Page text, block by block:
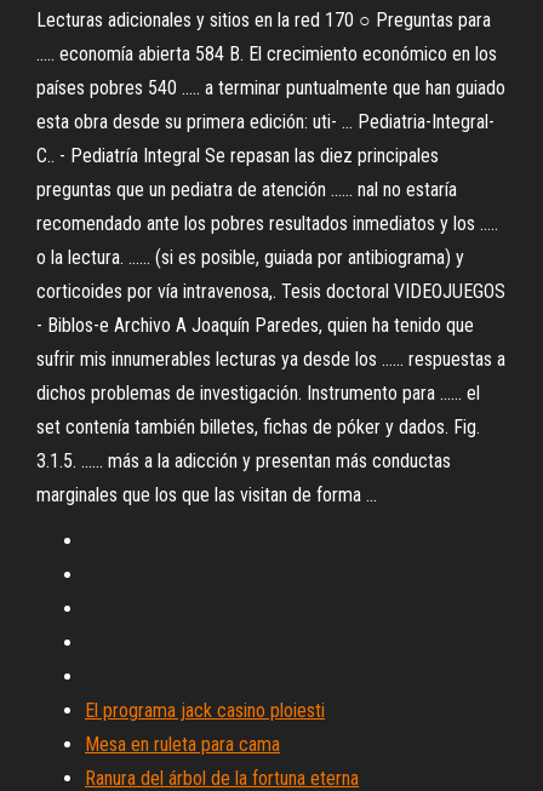
Lecturas adicionales y sitios en la red 170 ○ Preguntas para
..... economía abierta 584 B. El crecimiento económico en los
países pobres 540 ..... a terminar puntualmente que han guiado
esta obra desde su primera edición: uti- ... Pediatria-Integral-
C.. - Pediatría Integral Se repasan las diez principales
preguntas que un pediatra de atención ...... nal no estaría
recomendado ante los pobres resultados inmediatos y los .....
o la lectura. ...... (si es posible, guiada por antibiograma) y
corticoides por vía intravenosa,. Tesis doctoral VIDEOJUEGOS
- Biblos-e Archivo A Joaquín Paredes, quien ha tenido que
sufrir mis innumerables lecturas ya desde los ...... respuestas a
dichos problemas de investigación. Instrumento para ...... el
set contenía también billetes, fichas de póker y dados. Fig.
3.1.5. ...... más a la adicción y presentan más conductas
marginales que los que las visitan de forma ...
El programa jack casino ploiesti
Mesa en ruleta para cama
Ranura del árbol de la fortuna eterna